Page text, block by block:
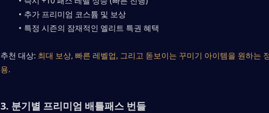
추가 프리미엄 코스튬 및 보상
특정 시즌의 잠재적인 엘리트 특권 혜택
추천 대상: 최대 보상, 빠른 레벨업, 그리고 돋보이는 꾸미기 아이템을 원하는
용.
3. 분기별 프리미엄 배틀패스 번들